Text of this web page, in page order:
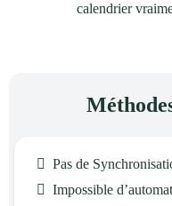
calendrier
Pas de
Impossible